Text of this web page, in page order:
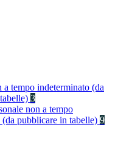
a tempo indeterminato (da
3
non a tempo
pubblicare in tabelle) 9